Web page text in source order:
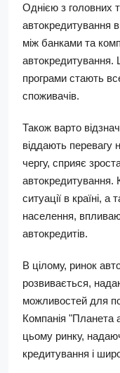
Однією з головних
автокредитування в
між банками та
автокредитування.
програми стають
споживачів.
Також варто
віддають
чергу, сприяє
автокредитування.
ситуації в країні,
населення,
автокредитів.
В цілому, ринок
розвивається,
можливостей для
Компанія "Планета
цьому ринку,
кредитування і